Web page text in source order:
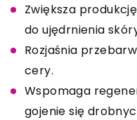
Zwiększa
do ujędrnienia
Rozjaśnia
cery.
Wspomaga
gojenie się